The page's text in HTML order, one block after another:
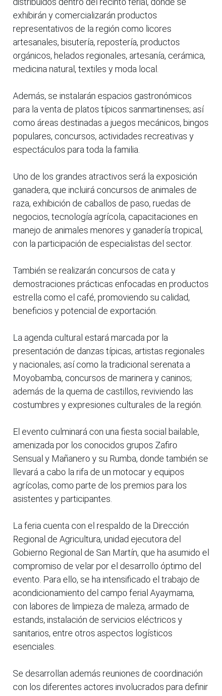
exhibirán y comercializarán productos
representativos de la región como licores
artesanales, bisutería, repostería, productos
orgánicos, helados regionales, artesanía, cerámica,
medicina natural, textiles y moda local.
Además, se instalarán espacios gastronómicos
para la venta de platos típicos sanmartinenses; así
como áreas destinadas a juegos mecánicos, bingos
populares, concursos, actividades recreativas y
espectáculos para toda la familia.
Uno de los grandes atractivos será la exposición
ganadera, que incluirá concursos de animales de
raza, exhibición de caballos de paso, ruedas de
negocios, tecnología agrícola, capacitaciones en
manejo de animales menores y ganadería tropical,
con la participación de especialistas del sector.
También se realizarán concursos de cata y
demostraciones prácticas enfocadas en productos
estrella como el café, promoviendo su calidad,
beneficios y potencial de exportación.
La agenda cultural estará marcada por la
presentación de danzas típicas, artistas regionales
y nacionales; así como la tradicional serenata a
Moyobamba, concursos de marinera y caninos;
además de la quema de castillos, reviviendo las
costumbres y expresiones culturales de la región.
El evento culminará con una fiesta social bailable,
amenizada por los conocidos grupos Zafiro
Sensual y Mañanero y su Rumba, donde también se
llevará a cabo la rifa de un motocar y equipos
agrícolas, como parte de los premios para los
asistentes y participantes.
La feria cuenta con el respaldo de la Dirección
Regional de Agricultura, unidad ejecutora del
Gobierno Regional de San Martín, que ha asumido el
compromiso de velar por el desarrollo óptimo del
evento. Para ello, se ha intensificado el trabajo de
acondicionamiento del campo ferial Ayaymama,
con labores de limpieza de maleza, armado de
estands, instalación de servicios eléctricos y
sanitarios, entre otros aspectos logísticos
esenciales.
Se desarrollan además reuniones de coordinación
con los diferentes actores involucrados para definir